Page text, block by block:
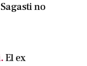
no
El ex